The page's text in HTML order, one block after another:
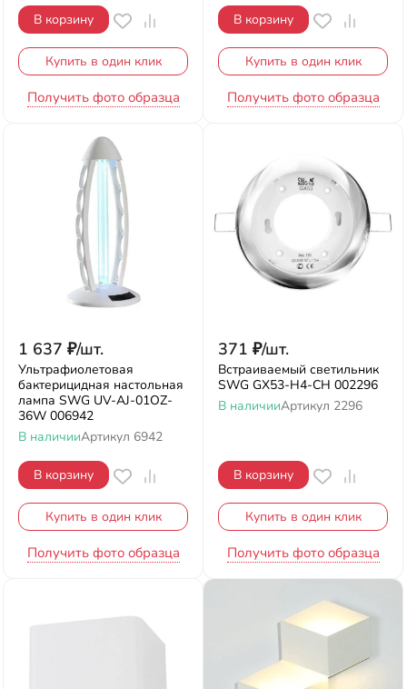
В корзину
Купить в один клик
Получить фото образца
В корзину
Купить в один клик
Получить фото образца
1 637 ₽/шт.
Ультрафиолетовая
бактерицидная настольная
лампа SWG UV-AJ-01OZ-
36W 006942
В наличииАртикул 6942
В корзину
Купить в один клик
Получить фото образца
371 ₽/шт.
Встраиваемый светильник
SWG GX53-H4-CH 002296
В наличииАртикул 2296
В корзину
Купить в один клик
Получить фото образца